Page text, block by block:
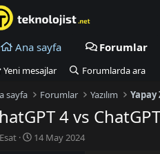
Ana sayfa Forumlar
Yeni mesajlar
Forumlarda ara
sayfa
Forumlar Yazılım Yapay
4 vs
K
Esat
B14 May 2024